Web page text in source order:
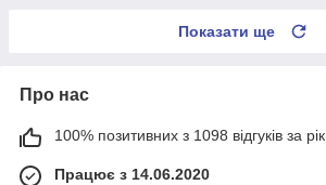
Показати ще
Про нас
100% позитивних з 1098 відгуків за рік
Працює з 14.06.2020